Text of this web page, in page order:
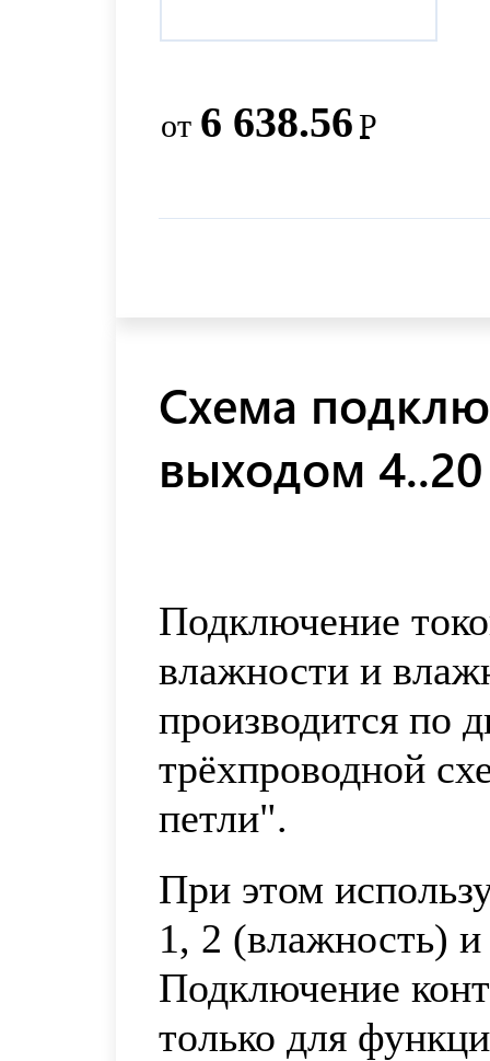
от 6 638.56Р
Схема
выходом
Подключение
влажности и
производится по
трёхпроводной
петли".
При этом
1, 2 (влажность)
Подключение
только для